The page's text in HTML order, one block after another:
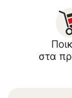
στα